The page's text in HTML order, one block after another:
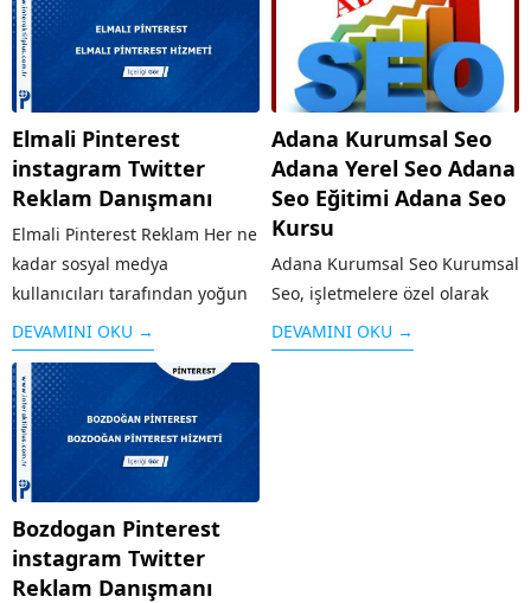
Elmali Pinterest
instagram Twitter
Reklam Danışmanı
Elmali Pinterest Reklam Her ne
kadar sosyal medya
kullanıcıları tarafından yoğun
bir şekilde kullanılmasa da
özellikle grafik / görsel
aramaları için sık kullanılan bir
platform olan Pinterest’te yer
almak işletmenizi öne
çıkaracaktır. Özellikle
Pinterest’in kitlesine...
DEVAMINI OKU →
Adana Kurumsal Seo
Adana Yerel Seo Adana
Seo Eğitimi Adana Seo
Kursu
Adana Kurumsal Seo Kurumsal
Seo, işletmelere özel olarak
hazırlanmış Seo çalışmasıdır.
Normal seo’dan farklı olarak
DEVAMINI OKU →
Bozdogan Pinterest
instagram Twitter
Reklam Danışmanı